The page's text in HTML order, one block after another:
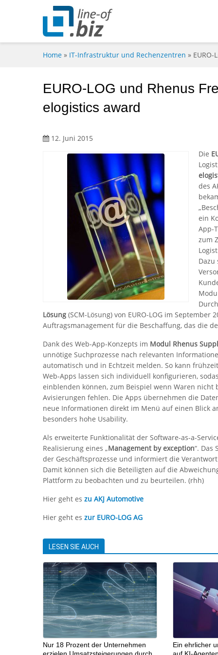
Home » IT-Infrastruktur und Rechenzentren »
EURO-LOG und Rhenus
elogistics award
12. Juni 2015
Die
des
ein
App-
zum
Lösung (SCM-Lösung) von EURO-LOG im
Auftragsmanagement für die Beschaffung, das die
Dank des Web-App-Konzepts im Modul Rhenus
unnötige Suchprozesse nach relevanten
automatisch und in Echtzeit melden. So kann
Web-Apps lassen sich individuell konfigurieren,
einblenden können, zum Beispiel wenn Waren
Avisierungen fehlen. Die Apps übernehmen die
neue Informationen direkt im Menü auf einen Blick
besonders hohe Usability.
Als erweiterte Funktionalität der Software-as-a-
Realisierung eines „Management by exception“. Das
der Geschäftsprozesse und informiert die
Damit können sich die Beteiligten auf die
Plattform zu beobachten und zu beurteilen. (rhh)
Hier geht es zu AKJ Automotive
Hier geht es zur EURO-LOG AG
LESEN SIE AUCH
Nur 18 Prozent der Unternehmen
Ein ehrlicher